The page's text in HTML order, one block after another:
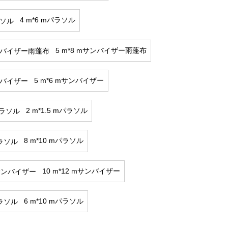
4 m*6 mパラソル
5 m*8 mサンバイザー雨蓬布
5 m*6 mサンバイザー
2 m*1.5 mパラソル
8 m*10 mパラソル
10 m*12 mサンバイザー
6 m*10 mパラソル